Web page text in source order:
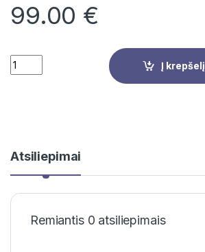
99.00 €
Quantity
Į krepšelį
Atsiliepimai
Remiantis 0 atsiliepimais